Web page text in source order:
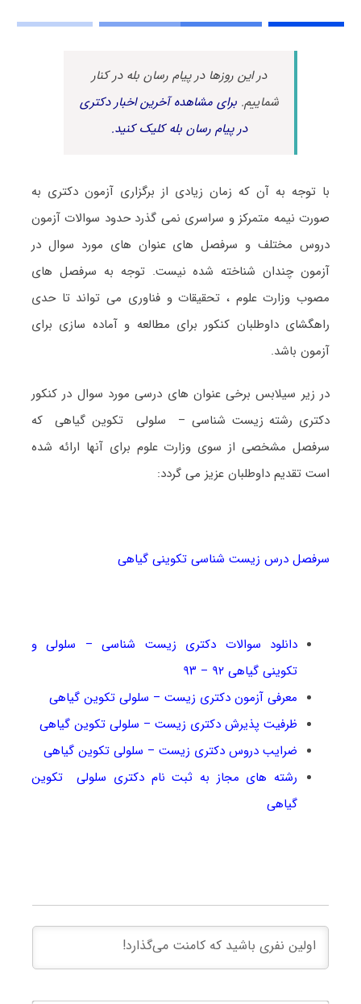
در این روزها در پیام رسان بله در کنار
شماییم.برای مشاهده آخرین اخبار دکتری
در پیام رسان بله کلیک کنید.
با توجه به آن که زمان زیادی از برگزاری آزمون دکتری به
صورت نیمه متمرکز و سراسری نمی گذرد حدود سوالات آزمون
دروس مختلف و سرفصل های عنوان های مورد سوال در
آزمون چندان شناخته شده نیست. توجه به سرفصل های
مصوب وزارت علوم ، تحقیقات و فناوری می تواند تا حدی
راهگشای داوطلبان کنکور برای مطالعه و آماده سازی برای
آزمون باشد.
در زیر سیلابس برخی عنوان های درسی مورد سوال در کنکور
دکتری رشته زیست شناسی – سلولی تکوین گیاهی که
سرفصل مشخصی از سوی وزارت علوم برای آنها ارائه شده
است تقدیم داوطلبان عزیز می گردد:
سرفصل درس زیست شناسی تکوینی گیاهی
دانلود سوالات دکتری زیست شناسی – سلولی و
تکوینی گیاهی ۹۲ – ۹۳
معرفی آزمون دکتری زیست – سلولی تکوین گیاهی
ظرفیت پذیرش دکتری زیست – سلولی تکوین گیاهی
ضرایب دروس دکتری زیست – سلولی تکوین گیاهی
رشته های مجاز به ثبت نام دکتری سلولی تکوین
گیاهی